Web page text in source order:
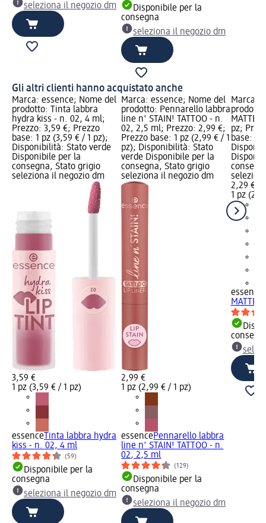
seleziona il negozio dm
Disponibile per la
consegna
seleziona il negozio dm
Gli altri clienti hanno acquistato anche
Marca: essence; Nome del
prodotto: Tinta labbra
hydra kiss - n. 02, 4 ml;
Prezzo: 3,59 €; Prezzo
base: 1 pz (3,59 € / 1 pz);
Disponibilità: Stato verde
Disponibile per la
consegna, Stato grigio
seleziona il negozio dm
3,59 €
1 pz (3,59 € / 1 pz)
essence Tinta labbra hydra
kiss - n. 02, 4 ml
(59)
Disponibile per la
consegna
seleziona il negozio dm
Marca: essence; Nome del
prodotto: Pennarello labbra
line n' STAIN! TATTOO - n.
02, 2,5 ml; Prezzo: 2,99 €;
Prezzo base: 1 pz (2,99 € / 1
pz); Disponibilità: Stato
verde Disponibile per la
consegna, Stato grigio
seleziona il negozio dm
2,99 €
1 pz (2,99 € / 1 pz)
essencePennarello labbra
line n' STAIN! TATTOO - n.
02, 2,5 ml
(129)
Disponibile per la
consegna
seleziona il negozio dm
Marca:
MATTE
pz;
base: 1
2,29 €
1 pz
essence
MATTE